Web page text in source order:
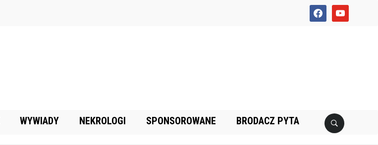
facebookyoutube
WYWIADY NEKROLOGI SPONSOROWANE BRODACZ PYTA